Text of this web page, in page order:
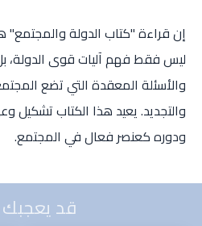
إن قراءة "كتاب الدولة والمجتمع"
ليس فقط فهم آليات قوى الدولة،
والأسئلة المعقدة التي تضع
والتجديد. يعيد هذا الكتاب تشكيل
ودوره كعنصر فعال في المجتمع.
قد يعجبك